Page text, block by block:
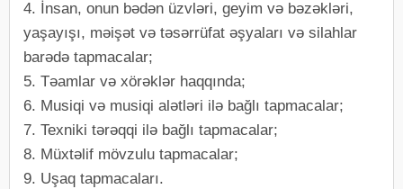
4. İnsan, onun bədən üzvləri, geyim və bəzəkləri,
yaşayışı, məişət və təsərrüfat əşyaları və silahlar
barədə tapmacalar;
5. Təamlar və xörəklər haqqında;
6. Musiqi və musiqi alətləri ilə bağlı tapmacalar;
7. Texniki tərəqqi ilə bağlı tapmacalar;
8. Müxtəlif mövzulu tapmacalar;
9. Uşaq tapmacaları.